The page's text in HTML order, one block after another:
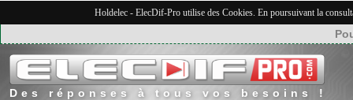
Holdelec - ElecDif-Pro utilise des Cookies. En poursuivant la
Des réponses à tous vos besoins !